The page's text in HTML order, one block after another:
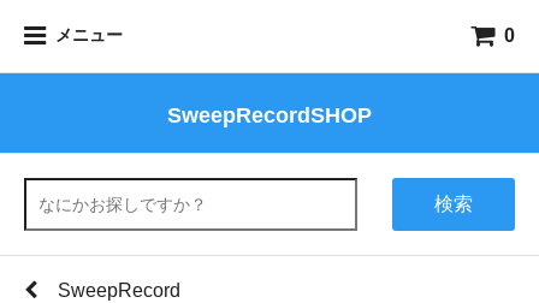
メニュー 0
SweepRecordSHOP
検索
SweepRecord